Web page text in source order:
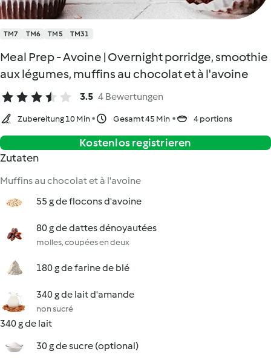
TM7 TM6 TM5 TM31
Meal Prep - Avoine | Overnight porridge, smoothie
aux légumes, muffins au chocolat et à l'avoine
3.5 4 Bewertungen
Zubereitung 10 Min Gesamt 45 Min 4 portions
Kostenlos registrieren
Zutaten
Muffins au chocolat et à l'avoine
55 g de flocons d'avoine
80 g de dattes dénoyautées
molles, coupées en deux
180 g de farine de blé
340 g de lait d'amande
non sucré
340 g de lait
30 g de sucre (optional)